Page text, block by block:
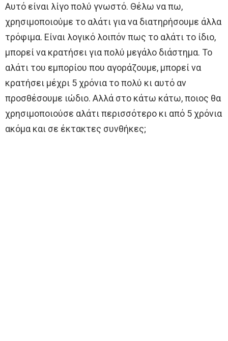
Αυτό είναι λίγο πολύ γνωστό. Θέλω να πω,
χρησιμοποιούμε το αλάτι για να διατηρήσουμε άλλα
τρόφιμα. Είναι λογικό λοιπόν πως το αλάτι το ίδιο,
μπορεί να κρατήσει για πολύ μεγάλο διάστημα. Το
αλάτι του εμπορίου που αγοράζουμε, μπορεί να
κρατήσει μέχρι 5 χρόνια το πολύ κι αυτό αν
προσθέσουμε ιώδιο. Αλλά στο κάτω κάτω, ποιος θα
χρησιμοποιούσε αλάτι περισσότερο κι από 5 χρόνια
ακόμα και σε έκτακτες συνθήκες;